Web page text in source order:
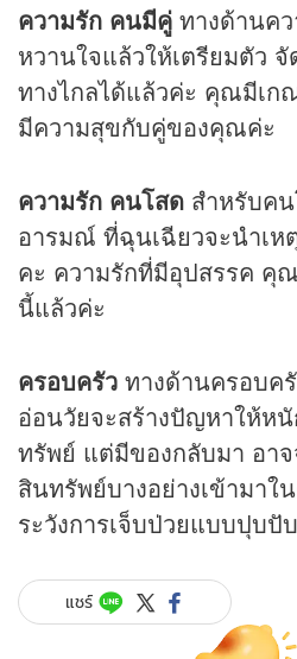
ความรัก คนมีคู่ ทางด้านค
หวานใจแล้วให้เตรียมตัว
ทางไกลได้แล้วค่ะ คุณมีเก
มีความสุขกับคู่ของคุณค่ะ
ความรัก คนโสด สำหรับค
อารมณ์ ที่ฉุนเฉียวจะนำเ
คะ ความรักที่มีอุปสรรค คุ
นี้แล้วค่ะ
ครอบครัว ทางด้านครอบค
อ่อนวัยจะสร้างปัญหาให้ห
ทรัพย์ แต่มีของกลับมา อา
สินทรัพย์บางอย่างเข้ามา
ระวังการเจ็บป่วยแบบปุบปั
แชร์